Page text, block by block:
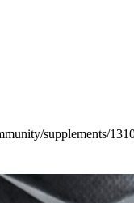
supplements/